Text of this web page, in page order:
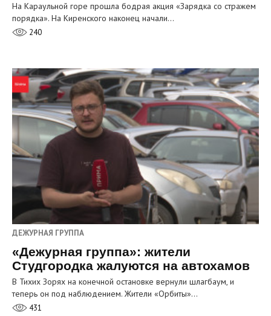
На Караульной горе прошла бодрая акция «Зарядка со стражем
порядка». На Киренского наконец начали…
240
ДЕЖУРНАЯ ГРУППА
«Дежурная группа»: жители
Студгородка жалуются на автохамов
В Тихих Зорях на конечной остановке вернули шлагбаум, и
теперь он под наблюдением. Жители «Орбиты»…
431